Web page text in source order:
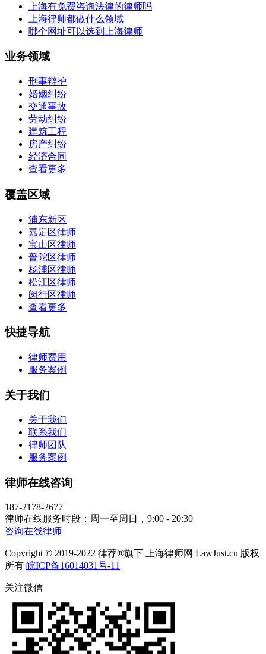
上海有免费咨询法律的律师吗
上海律师都做什么领域
哪个网址可以选到上海律师
业务领域
刑事辩护
婚姻纠纷
交通事故
劳动纠纷
建筑工程
房产纠纷
经济合同
查看更多
覆盖区域
浦东新区
嘉定区律师
宝山区律师
普陀区律师
杨浦区律师
松江区律师
闵行区律师
查看更多
快捷导航
律师费用
服务案例
关于我们
关于我们
联系我们
律师团队
服务案例
律师在线咨询
187-2178-2677
律师在线服务时段：周一至周日，9:00 - 20:30
咨询在线律师
Copyright © 2019-2022 律荐®旗下 上海律师网 LawJust.cn 版权
所有 皖ICP备16014031号-11
关注微信